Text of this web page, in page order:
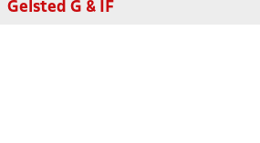
Gelsted G & IF